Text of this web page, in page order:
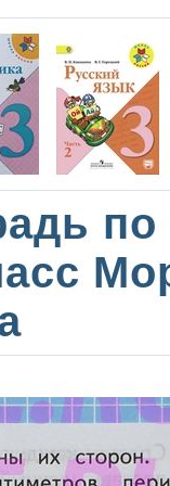
по